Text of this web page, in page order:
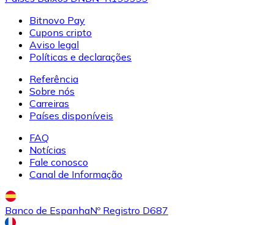
ComprarUniswap
UNI
Bitnovo Pay
Cupons cripto
Aviso legal
Políticas e declarações
Referência
Sobre nós
Carreiras
Países disponíveis
FAQ
Notícias
Fale conosco
Canal de Informação
Banco de EspanhaNº Registro D687